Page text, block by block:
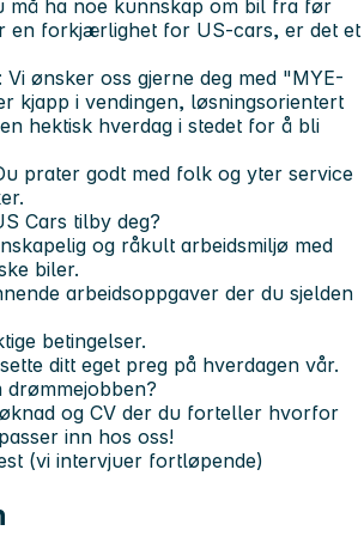
må ha noe kunnskap om bil fra før
en forkjærlighet for US-cars, er det et
Vi ønsker oss gjerne deg med "MYE-
kjapp i vendingen, løsningsorientert
hektisk hverdag i stedet for å bli
prater godt med folk og yter service
Cars tilby deg?
og råkult arbeidsmiljø med
biler.
arbeidsoppgaver der du sjelden
betingelser.
ditt eget preg på hverdagen vår.
drømmejobben?
og CV der du forteller hvorfor
inn hos oss!
(vi intervjuer fortløpende)